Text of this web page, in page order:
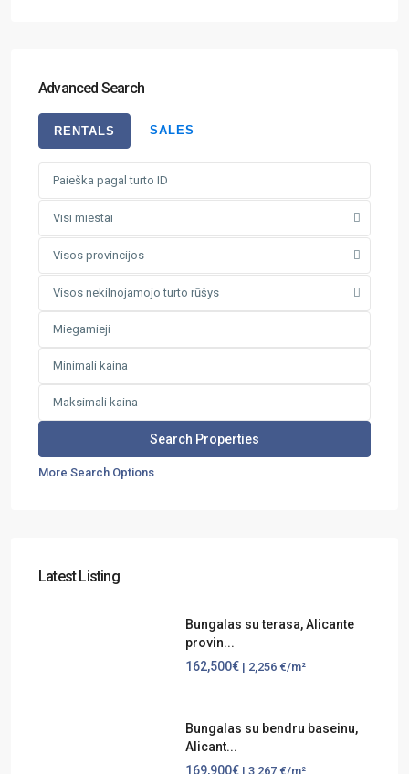
Advanced Search
RENTALS SALES
Visi miestai
Visos provincijos
Visos nekilnojamojo turto rūšys
More Search Options
Latest Listing
Bungalas su terasa, Alicante
provin...
162,500€ | 2,256 €/m²
Bungalas su bendru baseinu,
Alicant...
169,900€ | 3,267 €/m²